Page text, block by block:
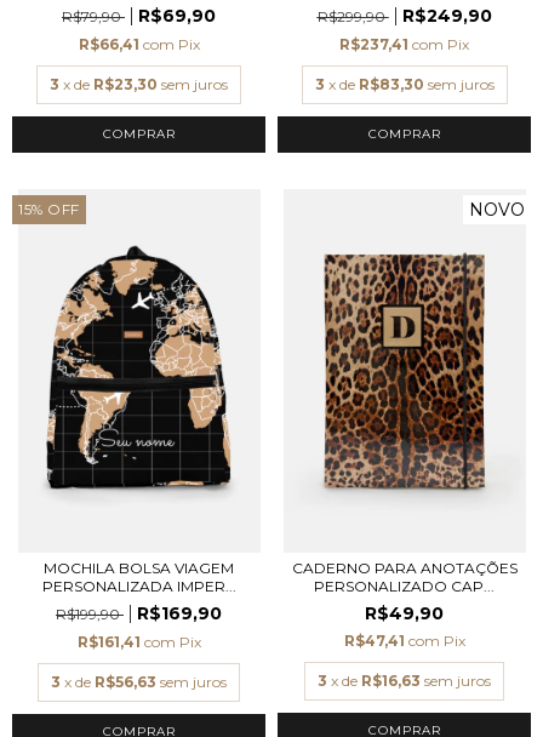
R$79,90
R$69,90
R$66,41 com Pix
3 x de R$23,30 sem juros
COMPRAR
R$299,90
R$249,90
R$237,41 com Pix
3 x de R$83,30 sem juros
COMPRAR
15% OFF
MOCHILA BOLSA VIAGEM
PERSONALIZADA IMPER...
R$199,90
R$169,90
R$161,41 com Pix
3 x de R$56,63 sem juros
COMPRAR
NOVO
CADERNO PARA ANOTAÇÕES
PERSONALIZADO CAP...
R$49,90
R$47,41 com Pix
3 x de R$16,63 sem juros